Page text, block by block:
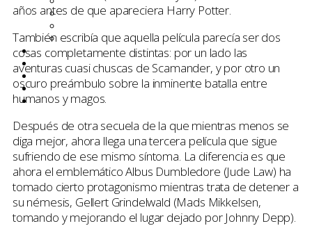
Disney Plus
Netflix
Entrevistas
Tops
Quiénes somos
Contáctanos
Buscar
años antes de que apareciera Harry Potter.
También escribía que aquella película parecía ser dos
cosas completamente distintas: por un lado las
aventuras cuasi chuscas de Scamander, y por otro un
oscuro preámbulo sobre la inminente batalla entre
humanos y magos.
Después de otra secuela de la que mientras menos se
diga mejor, ahora llega una tercera película que sigue
sufriendo de ese mismo síntoma. La diferencia es que
ahora el emblemático Albus Dumbledore (Jude Law) ha
tomado cierto protagonismo mientras trata de detener a
su némesis, Gellert Grindelwald (Mads Mikkelsen,
tomando y mejorando el lugar dejado por Johnny Depp).